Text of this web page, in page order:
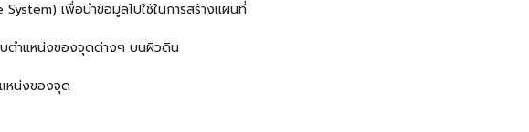
เพื่อนำข้อมูลไปใช้ในการสร้างแผนที่
บตำแหน่งของจุดต่างๆ บนผิวดิน
หน่งของจุด